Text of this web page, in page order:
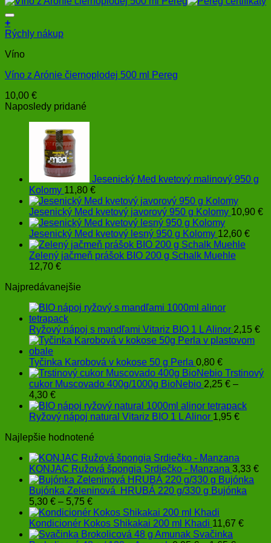
+
Rýchly nákup
Víno
Víno z Arónie čiernoplodej 500 ml Pereg
10,00 €
Naposledy pridané
Jesenický Med kvetový malinový 950 g
Kolomy 11,80 €
Jesenický Med kvetový javorový 950 g Kolomy 10,90 €
Jesenický Med kvetový lesný 950 g Kolomy 12,60 €
Zelený jačmeň prášok BIO 200 g Schalk Muehle
12,70 €
Najpredávanejšie
Ryžový nápoj s mandľami Vitariz BIO 1 L Alinor 2,15 €
Tyčinka Karobová v kokose 50 g Perla 0,80 €
Trstinový
cukor Muscovado 400g/1000g BioNebio 2,25 € –
4,30 €Price
range:
2,25 €
4,30 €
Ryžový nápoj natural Vitariz BIO 1 L Alinor 1,95 €
Najlepšie hodnotené
KONJAC Ružová špongia Srdiečko - Manzana 3,33 €
Bujónka Zeleninová HRUBÁ 220 g/330 g Bujónka
5,30 € – 5,75 €Price
range:
5,30 €
through
Kondicionér Kokos Shikakai 200 ml Khadi 11,67 €
Svačinka